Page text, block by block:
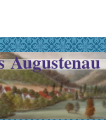
Augustenau